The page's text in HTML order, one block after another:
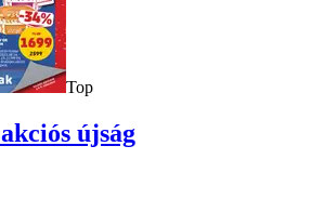
Top
akciós újság